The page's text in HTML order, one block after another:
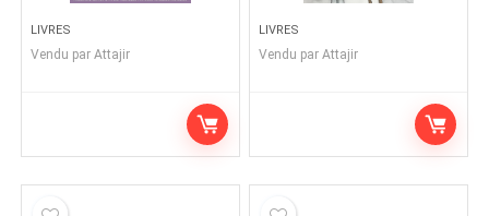
LIVRES
Vendu par Attajir
LIVRES
Vendu par Attajir